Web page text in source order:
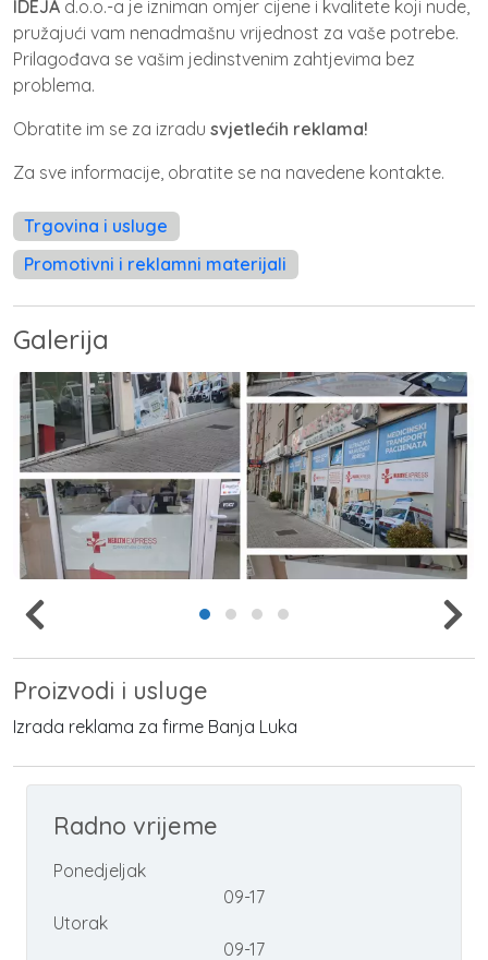
IDEJA d.o.o.-a je izniman omjer cijene i kvalitete koji nude,
pružajući vam nenadmašnu vrijednost za vaše potrebe.
Prilagođava se vašim jedinstvenim zahtjevima bez
problema.
Obratite im se za izradu svjetlećih reklama!
Za sve informacije, obratite se na navedene kontakte.
Trgovina i usluge
Promotivni i reklamni materijali
Galerija
Proizvodi i usluge
Izrada reklama za firme Banja Luka
Radno vrijeme
Ponedjeljak
09-17
Utorak
09-17